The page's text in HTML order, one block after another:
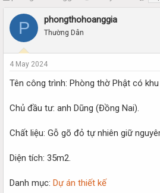
r
a
s
a
t
e
a
e
P phongthohoanggia
Thường Dân
4 May 2024
Tên công trình: Phòng thờ Phật có
Chủ đầu tư: anh Dũng (Đồng Nai).
Chất liệu: Gỗ gõ đỏ tự nhiên giữ
Diện tích: 35m2.
Danh mục: Dự án thiết kế